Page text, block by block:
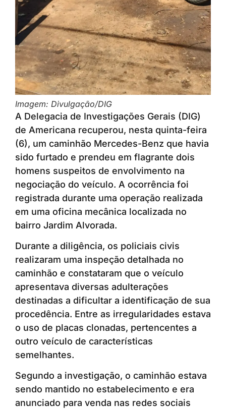
Imagem: Divulgação/DIG
A Delegacia de Investigações Gerais (DIG)
de Americana recuperou, nesta quinta-feira
(6), um caminhão Mercedes-Benz que havia
sido furtado e prendeu em flagrante dois
homens suspeitos de envolvimento na
negociação do veículo. A ocorrência foi
registrada durante uma operação realizada
em uma oficina mecânica localizada no
bairro Jardim Alvorada.
Durante a diligência, os policiais civis
realizaram uma inspeção detalhada no
caminhão e constataram que o veículo
apresentava diversas adulterações
destinadas a dificultar a identificação de sua
procedência. Entre as irregularidades estava
o uso de placas clonadas, pertencentes a
outro veículo de características
semelhantes.
Segundo a investigação, o caminhão estava
sendo mantido no estabelecimento e era
anunciado para venda nas redes sociais